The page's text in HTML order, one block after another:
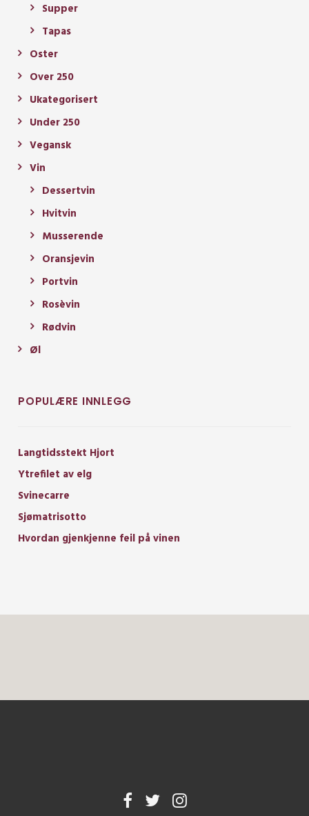
Supper
Tapas
Oster
Over 250
Ukategorisert
Under 250
Vegansk
Vin
Dessertvin
Hvitvin
Musserende
Oransjevin
Portvin
Rosèvin
Rødvin
Øl
POPULÆRE INNLEGG
Langtidsstekt Hjort
Ytrefilet av elg
Svinecarre
Sjømatrisotto
Hvordan gjenkjenne feil på vinen